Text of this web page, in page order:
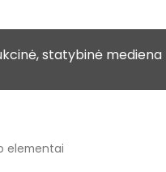
statybinė mediena
elementai